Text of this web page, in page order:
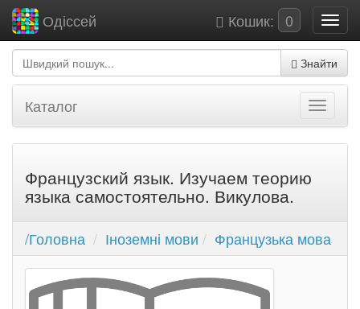
Кошик: 0
Одіссей
Знайти
Каталог
Французский язык. Изучаем теорию
языка самостоятельно. Викулова.
/Головна Іноземні мови Французька мова